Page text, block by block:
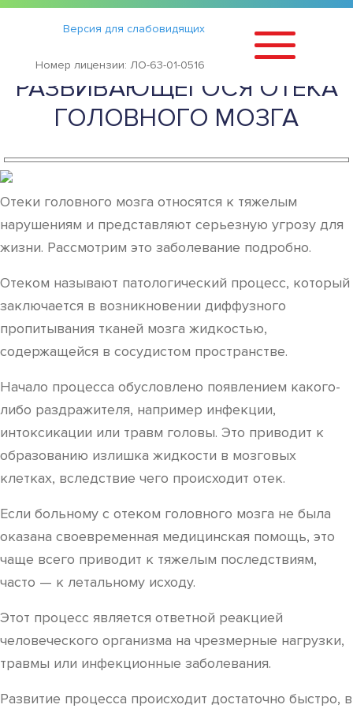
Версия для слабовидящих
Номер лицензии: ЛО-63-01-0516
Статьи ›
ПРИЗНАКИ
РАЗВИВАЮЩЕГОСЯ ОТЕКА
ГОЛОВНОГО МОЗГА
Отеки головного мозга относятся к тяжелым
нарушениям и представляют серьезную угрозу для
жизни. Рассмотрим это заболевание подробно.
Отеком называют патологический процесс, который
заключается в возникновении диффузного
пропитывания тканей мозга жидкостью,
содержащейся в сосудистом пространстве.
Начало процесса обусловлено появлением какого-
либо раздражителя, например инфекции,
интоксикации или травм головы. Это приводит к
образованию излишка жидкости в мозговых
клетках, вследствие чего происходит отек.
Если больному с отеком головного мозга не была
оказана своевременная медицинская помощь, это
чаще всего приводит к тяжелым последствиям,
часто — к летальному исходу.
Этот процесс является ответной реакцией
человеческого организма на чрезмерные нагрузки,
травмы или инфекционные заболевания.
Развитие процесса происходит достаточно быстро, в